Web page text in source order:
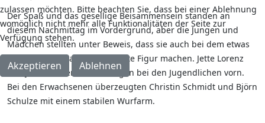
Der Spaß und das gesellige Beisammensein standen an
diesem Nachmittag im Vordergrund, aber die Jungen und
Mädchen stellten unter Beweis, dass sie auch bei dem etwas
anderen Wurftraining eine gute Figur machen. Jette Lorenz
und Jamie-Oliver Kaltofen lagen bei den Jugendlichen vorn.
Bei den Erwachsenen überzeugten Christin Schmidt und Björn
Schulze mit einem stabilen Wurfarm.
zulassen möchten. Bitte beachten Sie, dass bei einer Ablehnung
womöglich nicht mehr alle Funktionalitäten der Seite zur
Verfügung stehen.
Akzeptieren Ablehnen